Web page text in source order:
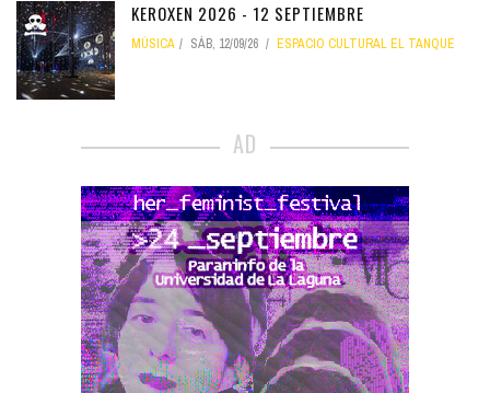
KEROXEN 2026 - 12 SEPTIEMBRE
MÚSICA SÁB, 12/09/26 ESPACIO CULTURAL EL TANQUE
AD